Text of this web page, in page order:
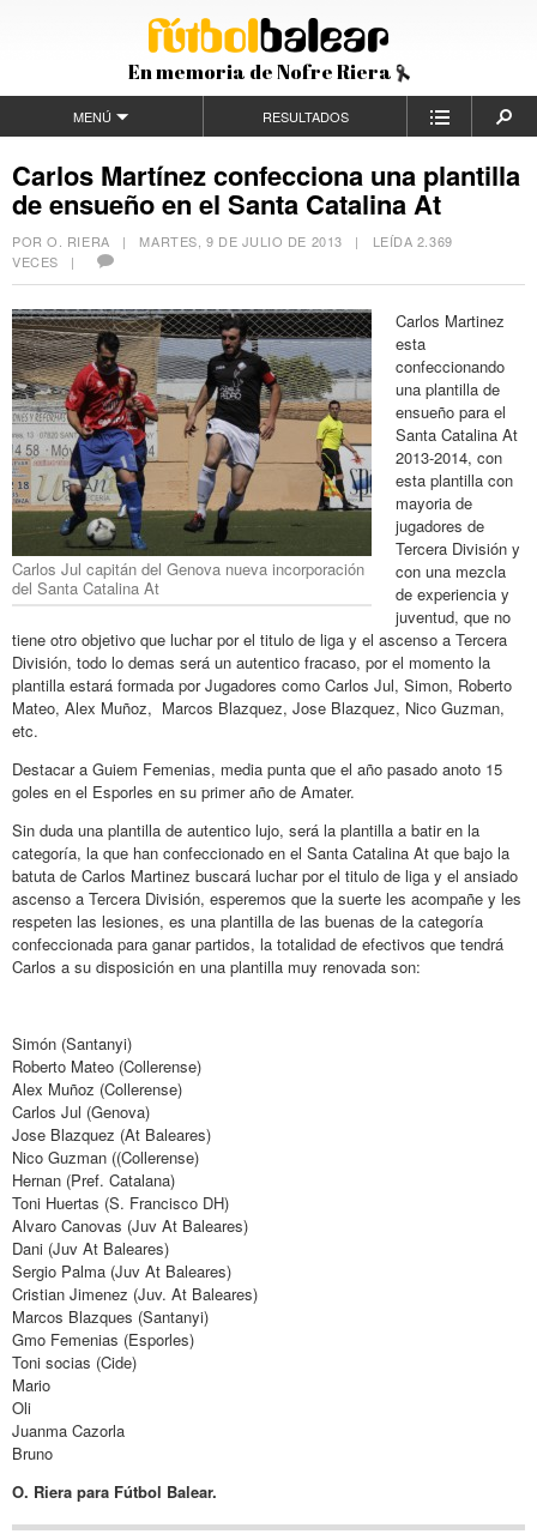
En memoria de Nofre Riera
MENÚ RESULTADOS
Carlos Martínez confecciona una plantilla
de ensueño en el Santa Catalina At
POR O. RIERA | MARTES, 9 DE JULIO DE 2013 | LEÍDA 2.369
VECES |
Carlos Jul capitán del Genova nueva incorporación
del Santa Catalina At
Carlos Martinez
esta
confeccionando
una plantilla de
ensueño para el
Santa Catalina At
2013-2014, con
esta plantilla con
mayoria de
jugadores de
Tercera División y
con una mezcla
de experiencia y
juventud, que no
tiene otro objetivo que luchar por el titulo de liga y el ascenso a Tercera
División, todo lo demas será un autentico fracaso, por el momento la
plantilla estará formada por Jugadores como Carlos Jul, Simon, Roberto
Mateo, Alex Muñoz, Marcos Blazquez, Jose Blazquez, Nico Guzman,
etc.
Destacar a Guiem Femenias, media punta que el año pasado anoto 15
goles en el Esporles en su primer año de Amater.
Sin duda una plantilla de autentico lujo, será la plantilla a batir en la
categoría, la que han confeccionado en el Santa Catalina At que bajo la
batuta de Carlos Martinez buscará luchar por el titulo de liga y el ansiado
ascenso a Tercera División, esperemos que la suerte les acompañe y les
respeten las lesiones, es una plantilla de las buenas de la categoría
confeccionada para ganar partidos, la totalidad de efectivos que tendrá
Carlos a su disposición en una plantilla muy renovada son:
Simón (Santanyi)
Roberto Mateo (Collerense)
Alex Muñoz (Collerense)
Carlos Jul (Genova)
Jose Blazquez (At Baleares)
Nico Guzman ((Collerense)
Hernan (Pref. Catalana)
Toni Huertas (S. Francisco DH)
Alvaro Canovas (Juv At Baleares)
Dani (Juv At Baleares)
Sergio Palma (Juv At Baleares)
Cristian Jimenez (Juv. At Baleares)
Marcos Blazques (Santanyi)
Gmo Femenias (Esporles)
Toni socias (Cide)
Mario
Oli
Juanma Cazorla
Bruno
O. Riera para Fútbol Balear.